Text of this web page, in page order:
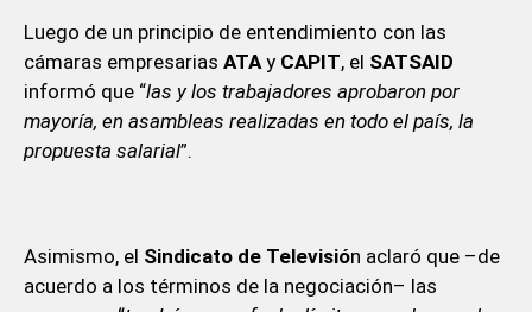
Luego de un principio de entendimiento con las
cámaras empresarias ATAy CAPIT, el SATSAID
informó que “las y los trabajadores aprobaron por
mayoría, en asambleas realizadas en todo el país, la
propuesta salarial”.
Asimismo, el Sindicato de Televisión aclaró que –de
acuerdo a los términos de la negociación– las